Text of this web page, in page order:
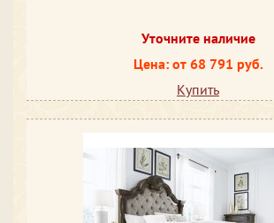
Уточните наличие
Цена: от 68 791 руб.
Купить